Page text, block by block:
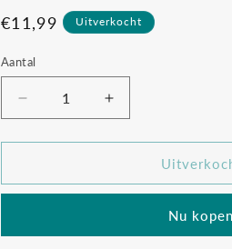
Normale
€11,99 Uitverkocht
Aantal
Aantal
verlagen
voor
puzzel
stukjes
Aantal
verhogen
voor
puzzel
stukjes
Nu kopen